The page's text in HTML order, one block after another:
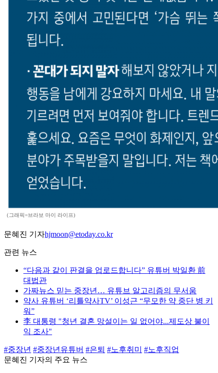
(그래픽=브라보 마이 라이프)
문혜진 기자hjmoon@etoday.co.kr
관련 뉴스
“다음과 같이 판결을 업로드합니다” 유튜버 박일환 前
대법관
가짜뉴스 믿는 중장년… 유튜브 알고리즘의 무서움
약사 유튜버 ‘리틀약사TV’ 이성근 “무모한 약 중단 병 키
워”
李 대통령 "청년 결혼 망설이는 일 없어야...제도상 불이
익 조사"
#중장년 #중장년유튜버 #은퇴 #노후취미
#노후직업
문혜진 기자의 주요 뉴스